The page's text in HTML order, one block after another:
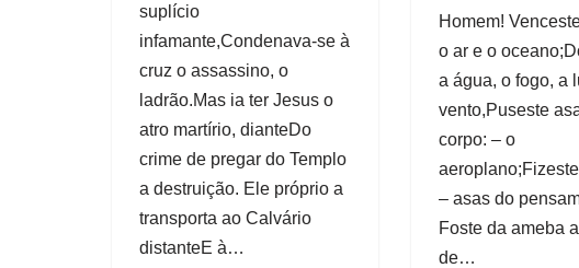
suplício
infamante,Condenava-se à
cruz o assassino, o
ladrão.Mas ia ter Jesus o
atro martírio, dianteDo
crime de pregar do Templo
a destruição. Ele próprio a
transporta ao Calvário
distanteE à…
Homem!
o ar e o
a água, o fogo, a
vento,Puseste
corpo: – o
– asas do
Foste da ameba
de…